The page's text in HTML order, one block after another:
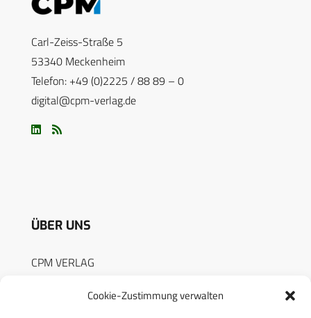
Cookie-Zustimmung verwalten
Carl-Zeiss-Straße 5
53340 Meckenheim
Telefon: +49 (0)2225 / 88 89 – 0
digital@cpm-verlag.de
ÜBER UNS
CPM VERLAG
CPM PUBLICATIONS